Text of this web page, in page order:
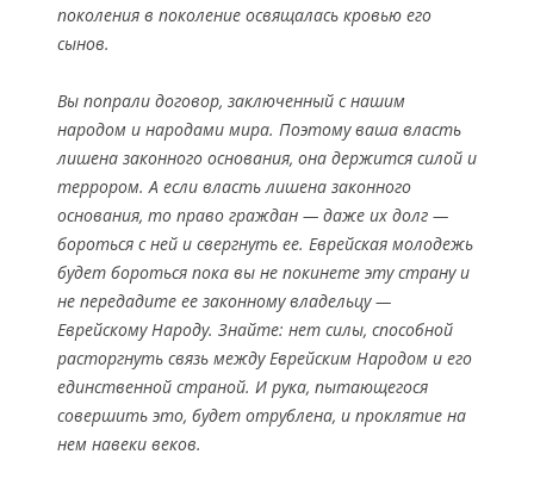
поколения в поколение освящалась кровью его
сынов.
Вы попрали договор, заключенный с нашим
народом и народами мира. Поэтому ваша власть
лишена законного основания, она держится силой и
террором. А если власть лишена законного
основания, то право граждан — даже их долг —
бороться с ней и свергнуть ее. Еврейская молодежь
будет бороться пока вы не покинете эту страну и
не передадите ее законному владельцу —
Еврейскому Народу. Знайте: нет силы, способной
расторгнуть связь между Еврейским Народом и его
единственной страной. И рука, пытающегося
совершить это, будет отрублена, и проклятие на
нем навеки веков.